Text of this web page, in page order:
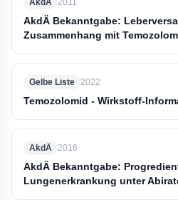
AkdÄ 2011
AkdÄ Bekanntgabe:
Zusammenhang mit
Gelbe Liste 2022
Temozolomid - Wirkstoff-
AkdÄ 2016
AkdÄ Bekanntgabe:
Lungenerkrankung unter